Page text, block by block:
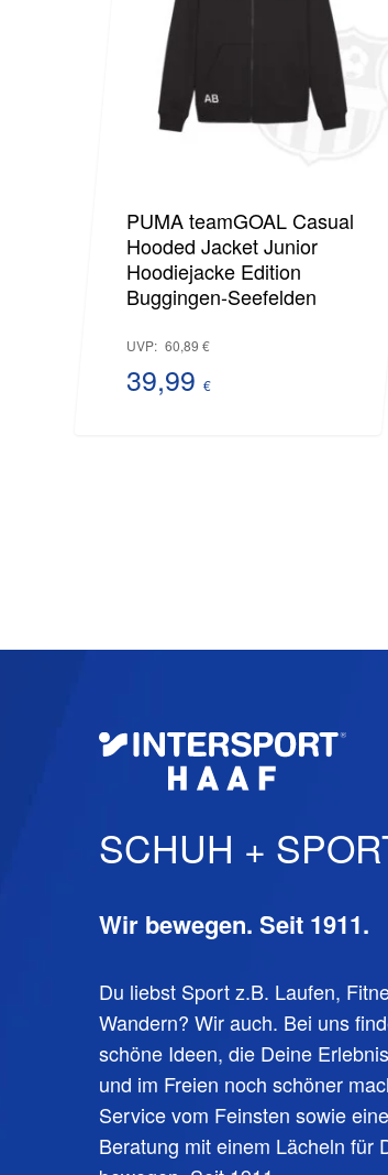
PUMA teamGOAL Casual
Hooded Jacket Junior
Hoodiejacke Edition
Buggingen-Seefelden
UVP: 60,89 €
39,99 €
SCHUH +
Wir bewegen. Seit 1911.
Du liebst Sport z.B. Laufen,
Wandern? Wir auch. Bei uns
schöne Ideen, die Deine
und im Freien noch schöner
Service vom Feinsten sowie
Beratung mit einem Lächeln für